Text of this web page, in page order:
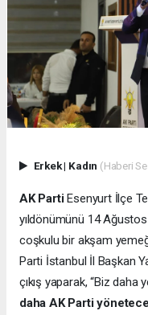
Erkek| Kadın (Haberi
AK PartiEsenyurt İlçe
yıldönümünü 14
coşkulu bir akşam
Parti İstanbul İl Başkan
çıkış yaparak, “Biz daha
daha AK Parti